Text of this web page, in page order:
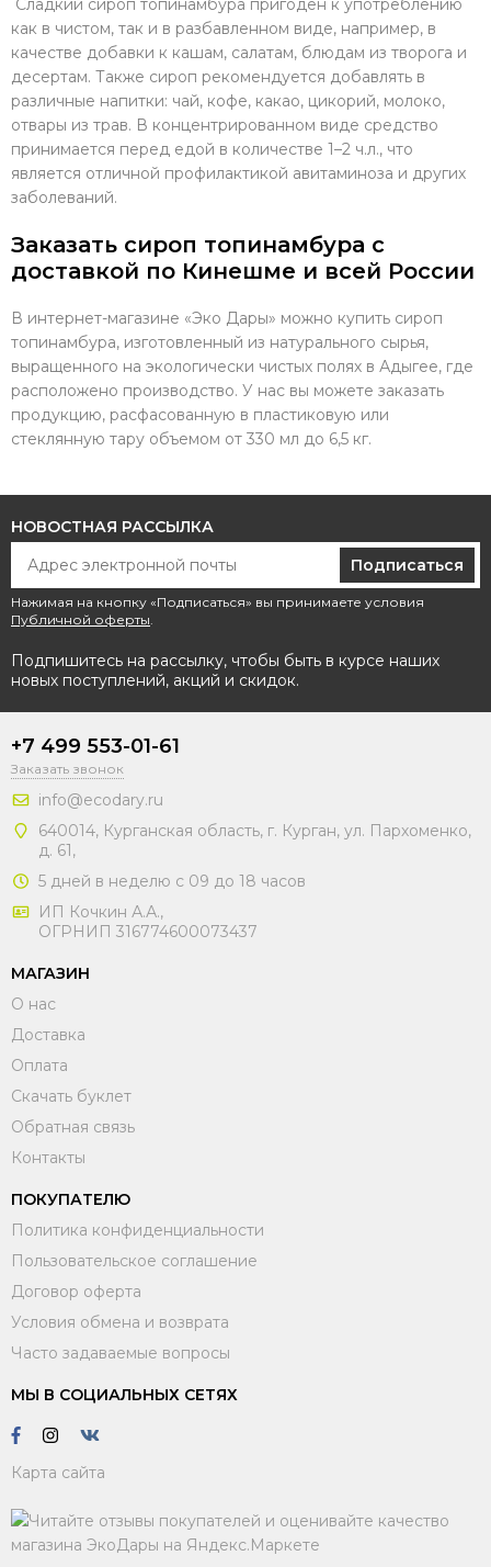
Сладкий сироп топинамбура пригоден к употреблению
как в чистом, так и в разбавленном виде, например, в
качестве добавки к кашам, салатам, блюдам из творога и
десертам. Также сироп рекомендуется добавлять в
различные напитки: чай, кофе, какао, цикорий, молоко,
отвары из трав. В концентрированном виде средство
принимается перед едой в количестве 1–2 ч.л., что
является отличной профилактикой авитаминоза и других
заболеваний.
Заказать сироп топинамбура с
доставкой по Кинешме и всей России
В интернет-магазине «Эко Дары» можно купить сироп
топинамбура, изготовленный из натурального сырья,
выращенного на экологически чистых полях в Адыгее, где
расположено производство. У нас вы можете заказать
продукцию, расфасованную в пластиковую или
стеклянную тару объемом от 330 мл до 6,5 кг.
НОВОСТНАЯ РАССЫЛКА
Подписаться
Нажимая на кнопку «Подписаться» вы принимаете условия
Публичной оферты.
Подпишитесь на рассылку, чтобы быть в курсе наших
новых поступлений, акций и скидок.
+7 499 553-01-61
Заказать звонок
info@ecodary.ru
640014, Курганская область, г. Курган, ул. Пархоменко,
д. 61,
5 дней в неделю с 09 до 18 часов
ИП Кочкин А.А.,
ОГРНИП 316774600073437
МАГАЗИН
О нас
Доставка
Оплата
Скачать буклет
Обратная связь
Контакты
ПОКУПАТЕЛЮ
Политика конфиденциальности
Пользовательское соглашение
Договор оферта
Условия обмена и возврата
Часто задаваемые вопросы
МЫ В СОЦИАЛЬНЫХ СЕТЯХ
Карта сайта